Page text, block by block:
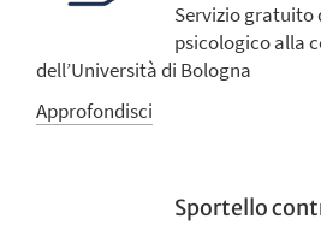
Servizio gratuito
psicologico alla
dell’Università di Bologna
Approfondisci
Sportello